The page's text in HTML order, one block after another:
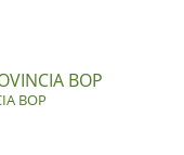
BOP
BOP